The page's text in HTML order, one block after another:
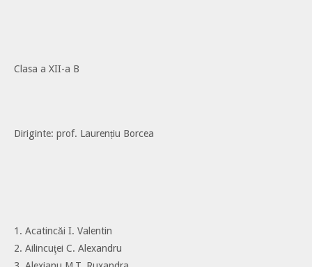
Clasa a XII-a B
Diriginte: prof. Laurențiu Borcea
1. Acatincăi I. Valentin
2. Ailincuţei C. Alexandru